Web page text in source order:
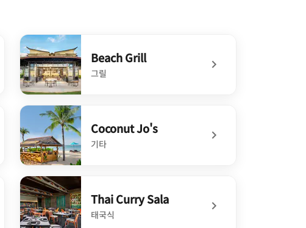
Beach Grill
그릴
undefined Beach Grill
Coconut Jo's
기타
undefined Coconut Jo's
Thai Curry Sala
태국식